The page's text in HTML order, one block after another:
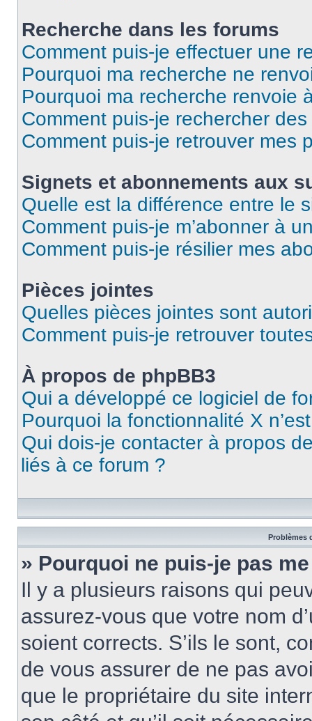
Recherche dans les forums
Comment puis-je effectuer une
Pourquoi ma recherche ne
Pourquoi ma recherche renvoie
Comment puis-je rechercher
Comment puis-je retrouver mes
Signets et abonnements aux
Quelle est la différence entre le
Comment puis-je m’abonner à
Comment puis-je résilier mes
Pièces jointes
Quelles pièces jointes sont
Comment puis-je retrouver
À propos de phpBB3
Qui a développé ce logiciel de
Pourquoi la fonctionnalité X
Qui dois-je contacter à propos
liés à ce forum ?
Problèmes
» Pourquoi ne puis-je pas
Il y a plusieurs raisons qui
assurez-vous que votre nom
soient corrects. S’ils le sont,
de vous assurer de ne pas
que le propriétaire du site